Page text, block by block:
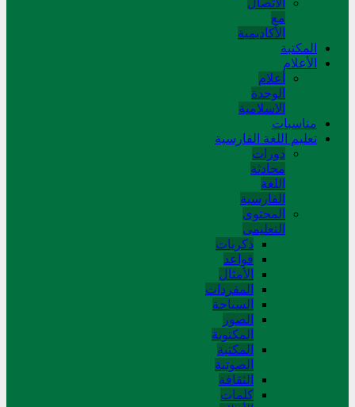
مع
الأكاديمية
المکتبة
الأعلام
أعلام
الوحدة
الاسلامية
مناسبات
تعلیم اللغة الفارسیة
دورات
محادثة
اللغة
الفارسیة
المحتوی
التعلیمی
ذکریات
قواعد
الأمثال
المفردات
السیاحة
الصور
المکتوبة
المکتبة
الصوتیة
الثقافة
کلمات